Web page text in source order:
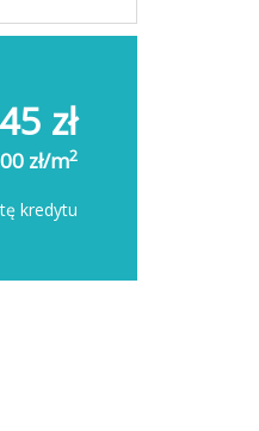
zł
zł/m2
kredytu